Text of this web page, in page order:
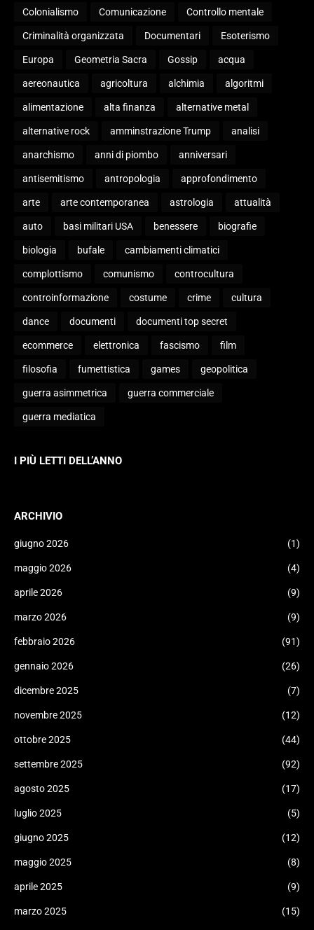
Colonialismo Comunicazione Controllo mentale
Criminalità organizzata Documentari Esoterismo
Europa Geometria Sacra Gossip acqua
aereonautica agricoltura alchimia algoritmi
alimentazione alta finanza alternative metal
alternative rock amminstrazione Trump analisi
anarchismo anni di piombo anniversari
antisemitismo antropologia approfondimento
arte arte contemporanea astrologia attualità
auto basi militari USA benessere biografie
biologia bufale cambiamenti climatici
complottismo comunismo controcultura
controinformazione costume crime cultura
dance documenti documenti top secret
ecommerce elettronica fascismo film
filosofia fumettistica games geopolitica
guerra asimmetrica guerra commerciale
guerra mediatica
I PIÙ LETTI DELL’ANNO
ARCHIVIO
giugno 2026 (1)
maggio 2026 (4)
aprile 2026 (9)
marzo 2026 (9)
febbraio 2026 (91)
gennaio 2026 (26)
dicembre 2025 (7)
novembre 2025 (12)
ottobre 2025 (44)
settembre 2025 (92)
agosto 2025 (17)
luglio 2025 (5)
giugno 2025 (12)
maggio 2025 (8)
aprile 2025 (9)
marzo 2025 (15)